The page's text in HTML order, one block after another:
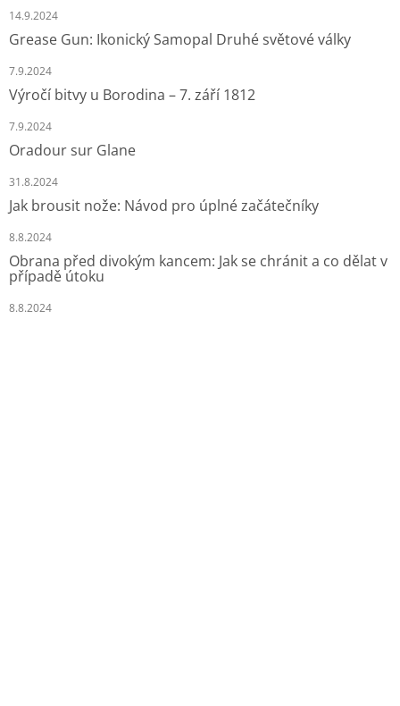
14.9.2024
Grease Gun: Ikonický Samopal Druhé světové války
7.9.2024
Výročí bitvy u Borodina – 7. září 1812
7.9.2024
Oradour sur Glane
31.8.2024
Jak brousit nože: Návod pro úplné začátečníky
8.8.2024
Obrana před divokým kancem: Jak se chránit a co dělat v
případě útoku
8.8.2024